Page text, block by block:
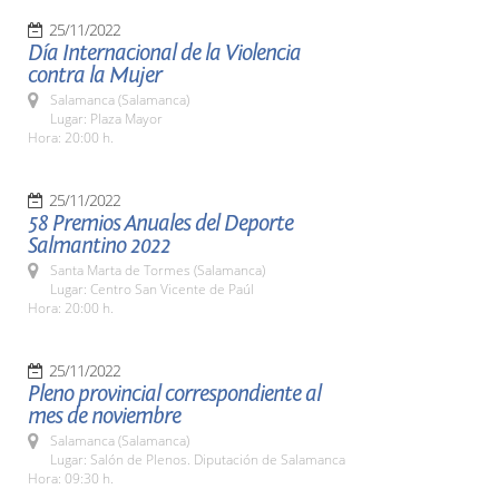
25/11/2022
Día Internacional de la Violencia
contra la Mujer
Salamanca (Salamanca)
Lugar: Plaza Mayor
Hora: 20:00 h.
25/11/2022
58 Premios Anuales del Deporte
Salmantino 2022
Santa Marta de Tormes (Salamanca)
Lugar: Centro San Vicente de Paúl
Hora: 20:00 h.
25/11/2022
Pleno provincial correspondiente al
mes de noviembre
Salamanca (Salamanca)
Lugar: Salón de Plenos. Diputación de Salamanca
Hora: 09:30 h.